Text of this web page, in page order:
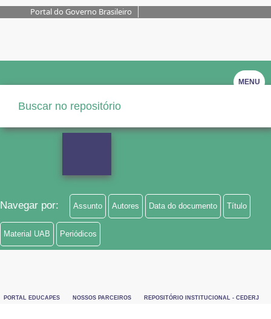
Portal do Governo Brasileiro
MENU
Navegar por: Assunto Autores Data do documento Título
Material UAB Periódicos
PORTAL EDUCAPES NOSSOS PARCEIROS REPOSITÓRIO INSTITUCIONAL - CEDERJ